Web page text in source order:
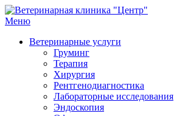
Меню
Ветеринарные услуги
Груминг
Терапия
Хирургия
Рентгенодиагностика
Лабораторные исследования
Эндоскопия